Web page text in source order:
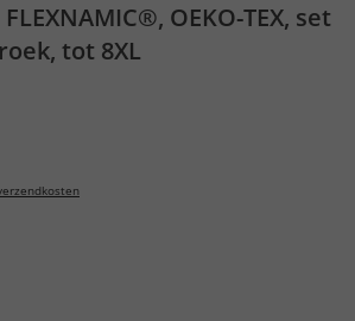
OEKO-TEX, set
tot 8XL